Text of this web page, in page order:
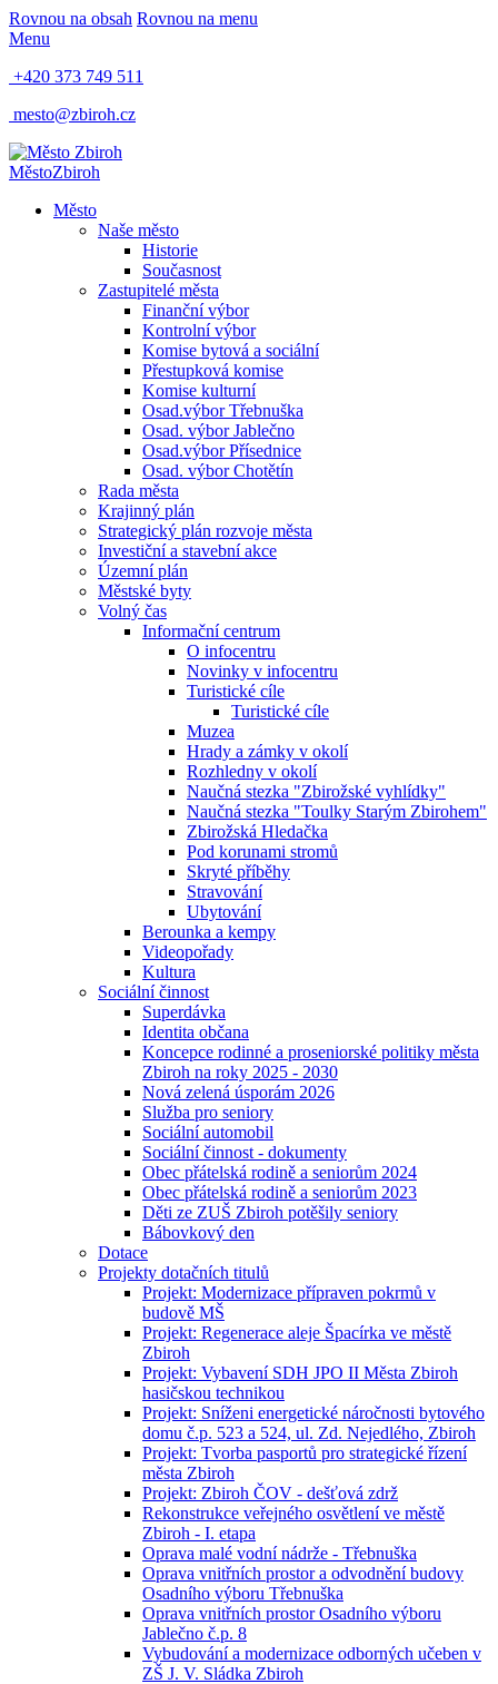
Rovnou na obsah Rovnou na menu
Menu
+420 373 749 511
mesto@zbiroh.cz
MěstoZbiroh
Město
Naše město
Historie
Současnost
Zastupitelé města
Finanční výbor
Kontrolní výbor
Komise bytová a sociální
Přestupková komise
Komise kulturní
Osad.výbor Třebnuška
Osad. výbor Jablečno
Osad.výbor Přísednice
Osad. výbor Chotětín
Rada města
Krajinný plán
Strategický plán rozvoje města
Investiční a stavební akce
Územní plán
Městské byty
Volný čas
Informační centrum
O infocentru
Novinky v infocentru
Turistické cíle
Turistické cíle
Muzea
Hrady a zámky v okolí
Rozhledny v okolí
Naučná stezka "Zbirožské vyhlídky"
Naučná stezka "Toulky Starým Zbirohem"
Zbirožská Hledačka
Pod korunami stromů
Skryté příběhy
Stravování
Ubytování
Berounka a kempy
Videopořady
Kultura
Sociální činnost
Superdávka
Identita občana
Koncepce rodinné a proseniorské politiky města
Zbiroh na roky 2025 - 2030
Nová zelená úsporám 2026
Služba pro seniory
Sociální automobil
Sociální činnost - dokumenty
Obec přátelská rodině a seniorům 2024
Obec přátelská rodině a seniorům 2023
Děti ze ZUŠ Zbiroh potěšily seniory
Bábovkový den
Dotace
Projekty dotačních titulů
Projekt: Modernizace přípraven pokrmů v
budově MŠ
Projekt: Regenerace aleje Špacírka ve městě
Zbiroh
Projekt: Vybavení SDH JPO II Města Zbiroh
hasičskou technikou
Projekt: Sníženi energetické náročnosti bytového
domu č.p. 523 a 524, ul. Zd. Nejedlého, Zbiroh
Projekt: Tvorba pasportů pro strategické řízení
města Zbiroh
Projekt: Zbiroh ČOV - dešťová zdrž
Rekonstrukce veřejného osvětlení ve městě
Zbiroh - I. etapa
Oprava malé vodní nádrže - Třebnuška
Oprava vnitřních prostor a odvodnění budovy
Osadního výboru Třebnuška
Oprava vnitřních prostor Osadního výboru
Jablečno č.p. 8
Vybudování a modernizace odborných učeben v
ZŠ J. V. Sládka Zbiroh